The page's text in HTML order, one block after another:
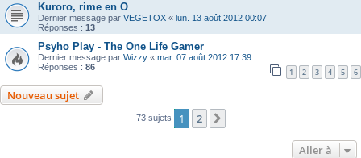
Kuroro, rime en O
Dernier message par VEGETOX « lun. 13 août 2012 00:07
Réponses : 13
Psyho Play - The One Life Gamer
Dernier message par Wizzy « mar. 07 août 2012 17:39
Réponses : 86 1 2 3 4 5 6
Nouveau sujet
73 sujets 1 2
Aller à